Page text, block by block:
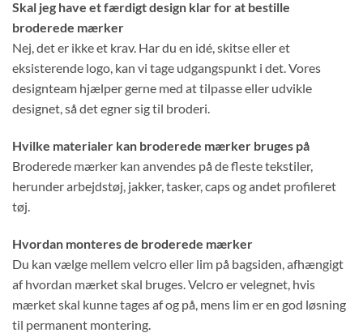
Skal jeg have et færdigt design klar for at bestille
broderede mærker
Nej, det er ikke et krav. Har du en idé, skitse eller et
eksisterende logo, kan vi tage udgangspunkt i det. Vores
designteam hjælper gerne med at tilpasse eller udvikle
designet, så det egner sig til broderi.
Hvilke materialer kan broderede mærker bruges på
Broderede mærker kan anvendes på de fleste tekstiler,
herunder arbejdstøj, jakker, tasker, caps og andet profileret
tøj.
Hvordan monteres de broderede mærker
Du kan vælge mellem velcro eller lim på bagsiden, afhængigt
af hvordan mærket skal bruges. Velcro er velegnet, hvis
mærket skal kunne tages af og på, mens lim er en god løsning
til permanent montering.